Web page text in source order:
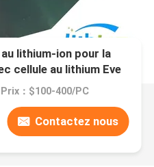
lithium-ion pour la
cellule au lithium Eve
Prix：$100-400/PC
Contactez nous